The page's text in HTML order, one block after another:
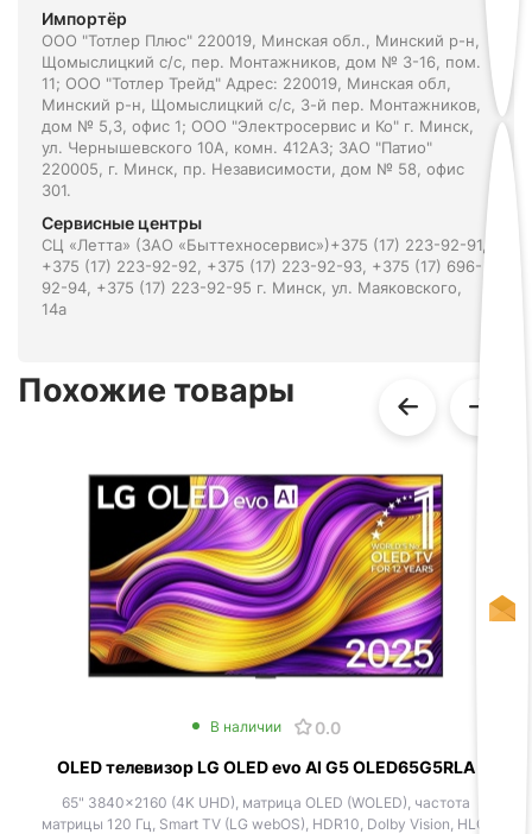
Импортёр
ООО "Тотлер Плюс" 220019, Минская обл., Минский р-н,
Щомыслицкий с/с, пер. Монтажников, дом № 3-16, пом.
11; ООО "Тотлер Трейд" Адрес: 220019, Минская обл,
Минский р-н, Щомыслицкий с/с, 3-й пер. Монтажников,
дом № 5,3, офис 1; ООО "Электросервис и Ко" г. Минск,
ул. Чернышевского 10А, комн. 412А3; ЗАО "Патио"
220005, г. Минск, пр. Независимости, дом № 58, офис
301.
Сервисные центры
СЦ «Летта» (ЗАО «Быттехносервис»)+375 (17) 223-92-91,
+375 (17) 223-92-92, +375 (17) 223-92-93, +375 (17) 696-
92-94, +375 (17) 223-92-95 г. Минск, ул. Маяковского,
14а
Похожие товары
В наличии
0.0
OLED телевизор LG OLED evo AI G5 OLED65G5RLA
65" 3840x2160 (4K UHD), матрица OLED (WOLED), частота
матрицы 120 Гц, Smart TV (LG webOS), HDR10, Dolby Vision, HLG,